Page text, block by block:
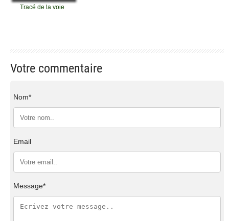
Tracé de la voie
Votre commentaire
Nom*
Email
Message*